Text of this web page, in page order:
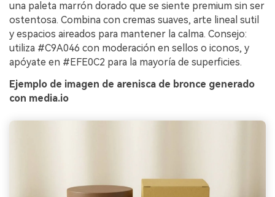
una paleta marrón dorado que se siente premium sin ser
ostentosa. Combina con cremas suaves, arte lineal sutil
y espacios aireados para mantener la calma. Consejo:
utiliza #C9A046 con moderación en sellos o iconos, y
apóyate en #EFE0C2 para la mayoría de superficies.
Ejemplo de imagen de arenisca de bronce generado
con media.io